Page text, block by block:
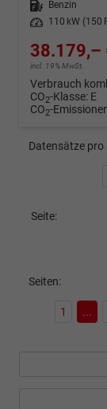
Kraftstoff
Benzin
Leistung
110 kW (150
38.179,–
incl. 19% MwSt.
Verbrauch
CO2-Klasse: E
CO2-
Datensätze pro
Seite:
Seiten:
1 ...